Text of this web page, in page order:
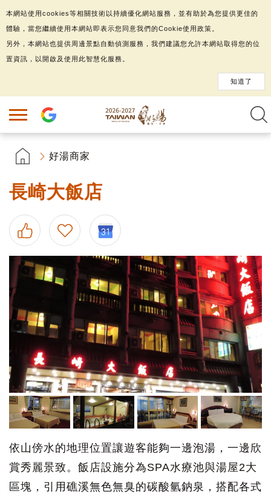
好湯商家
長崎大飯店
依山傍水的地理位置讓遊客能夠一邊泡湯，一邊欣
賞秀麗景致。飯店設施分為SPA水療池與湯屋2大
區塊，引用礁溪無色無臭的碳酸氫鈉泉，搭配各式
本網站使用cookies等相關技術以持續優化網站服務，並有助於為您提供更佳的
體驗，當您繼續使用本網站即表示您同意我們的Cookie使用政策。
另外，本網站也提供周邊景點自動偵測服務，我們建議您允許本網站取得您的位
置資訊，以開啟及使用此智慧化服務。
知道了